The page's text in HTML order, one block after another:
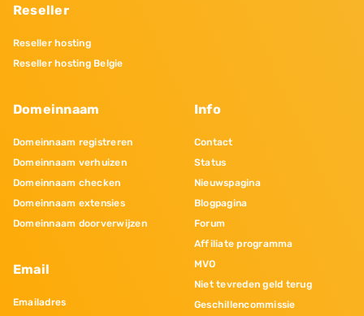
Reseller
Reseller hosting
Reseller hosting Belgie
Domeinnaam
Domeinnaam registreren
Domeinnaam verhuizen
Domeinnaam checken
Domeinnaam extensies
Domeinnaam doorverwijzen
Email
Emailadres
Info
Contact
Status
Nieuwspagina
Blogpagina
Forum
Affiliate programma
MVO
Niet tevreden geld terug
Geschillencommissie